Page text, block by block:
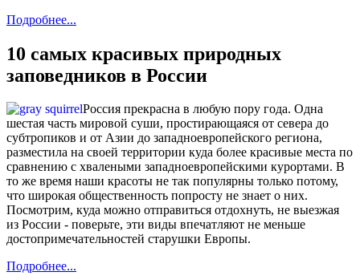
Подробнее...
10 самых красивых природных
заповедников в России
Россия прекрасна в любую пору года. Одна
шестая часть мировой суши, простирающаяся от севера до
субтропиков и от Азии до западноевропейского региона,
разместила на своей территории куда более красивые места по
сравнению с хвалеными западноевропейскими курортами. В
то же время наши красоты не так популярны только потому,
что широкая общественность попросту не знает о них.
Посмотрим, куда можно отправиться отдохнуть, не выезжая
из России - поверьте, эти виды впечатляют не меньше
достопримечательностей старушки Европы.
Подробнее...